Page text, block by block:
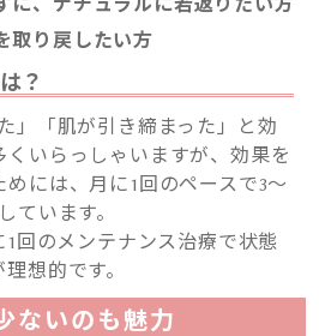
に、ナチュラルに若返りたい方
取り戻したい方
？
」「肌が引き締まった」と効
いらっしゃいますが、効果を
めには、月に1回のペースで3〜
ています。
1回のメンテナンス治療で状態
想的です。
ないのも魅力